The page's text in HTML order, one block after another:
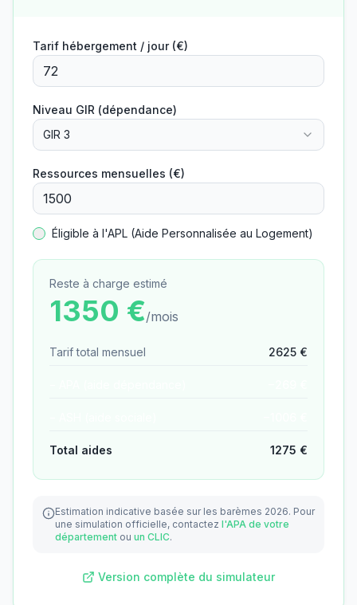
Tarif hébergement / jour (€)
Niveau GIR (dépendance)
GIR 3
Ressources mensuelles (€)
Éligible à l'APL (Aide Personnalisée au Logement)
Reste à charge estimé
1350 €/mois
Tarif total mensuel 2625 €
Total aides 1275 €
Estimation indicative basée sur les barèmes 2026. Pour
une simulation officielle, contactez l'APA de votre
département ou un CLIC.
Version complète du simulateur